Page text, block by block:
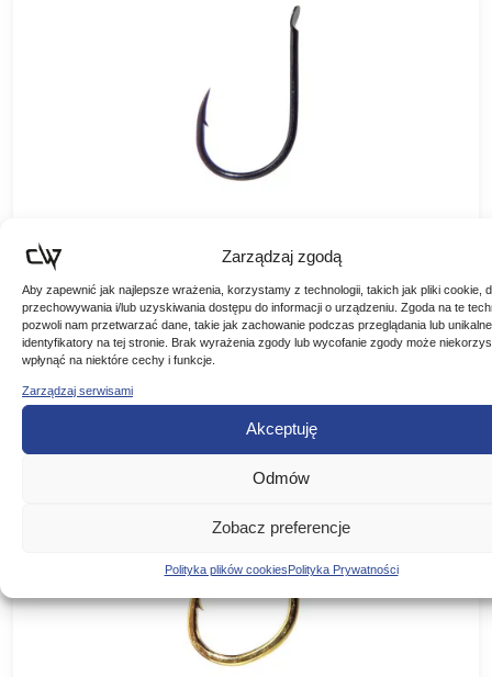
Zarządzaj zgodą
Aby zapewnić jak najlepsze wrażenia, korzystamy z technologii, takich jak pliki cookie,
przechowywania i/lub uzyskiwania dostępu do informacji o urządzeniu. Zgoda na te
pozwoli nam przetwarzać dane, takie jak zachowanie podczas przeglądania lub unikalne
identyfikatory na tej stronie. Brak wyrażenia zgody lub wycofanie zgody może
wpłynąć na niektóre cechy i funkcje.
Zarządzaj serwisami
Akceptuję
Odmów
Zobacz preferencje
Polityka plików cookiesPolityka Prywatności
OWNER HACZYKI CHINU CZARNE HO-50344 Doskonałe,
bardzo łowne haczyki z łopatką o poszerzonym łuku
kolankowym. Polecamy do łowienia na ziarna kukurydzy,
łubinu, pęczaku, ciasta i…
9,90zł
WYBIERZ WARIANT